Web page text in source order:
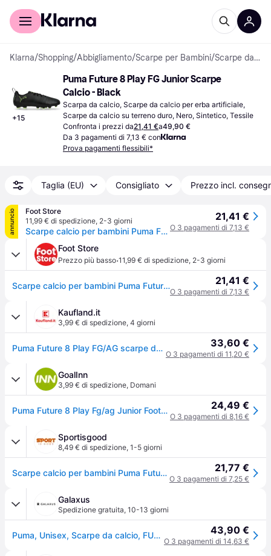
Per il tuo shopping
Klarna/Shopping/Abbigliamento/Scarpe per Bambini/ Scarpe da calcio
+15
Puma Future 8 Play FG Junior Scarpe
Calcio - Black
Scarpa da calcio, Scarpe da calcio per erba artificiale,
Scarpe da calcio su terreno duro, Nero, Sintetico, Tessile
Confronta i prezzi da21,41 €a49,90 €
Da 3 pagamenti di 7,13 € con
Prova pagamenti flessibili*
Taglia (EU) Consigliato Prezzo incl.
annuncio
Foot Store
11,99 € di spedizione, 2-3 giorni
Scarpe calcio per bambini Puma Future 8 Play FG/AG
21,41 €
O 3 pagamenti di 7,13 €
Foot Store
Prezzo più basso·11,99 € di spedizione, 2-3 giorni
Scarpe calcio per bambini Puma Future 8 Play FG/AG 21,41 €
O 3 pagamenti di 7,13 €
Kaufland.it
3,99 € di spedizione, 4 giorni
Puma Future 8 Play FG/AG scarpe da calcio bambini 33,60 €
O 3 pagamenti di 11,20 €
GoalInn
3,99 € di spedizione, Domani
Puma Future 8 Play Fg/ag Junior Football Boots Nero EU 37 1/2 Bambini 24,49 €
O 3 pagamenti di 8,16 €
Sportisgood
8,49 € di spedizione, 1-5 giorni
Scarpe calcio per bambini Puma Future 8 Play FG/AG - Noir 21,77 €
O 3 pagamenti di 7,25 €
Galaxus
Spedizione gratuita, 10-13 giorni
Puma, Unisex, Scarpe da calcio, FUTURE 8 PLAY FG/AG Jr (37, 37.5), Nero, Giallo 43,90 €
O 3 pagamenti di 14,63 €